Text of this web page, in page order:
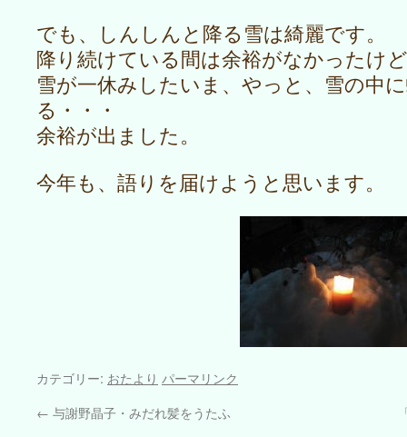
でも、しんしんと降る雪は綺麗です。
降り続けている間は余裕がなかったけ
雪が一休みしたいま、やっと、雪の中
る・・・
余裕が出ました。
今年も、語りを届けようと思います。
カテゴリー: おたより パーマリンク
← 与謝野晶子・みだれ髪をうたふ